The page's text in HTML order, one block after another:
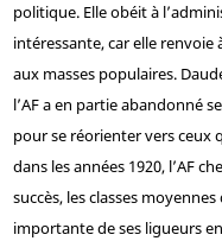
politique. Elle obéit à
intéressante, car elle renvoie
aux masses populaires.
l’AF a en partie abandonné
pour se réorienter vers ceux
dans les années 1920, l’AF
succès, les classes
importante de ses ligueurs